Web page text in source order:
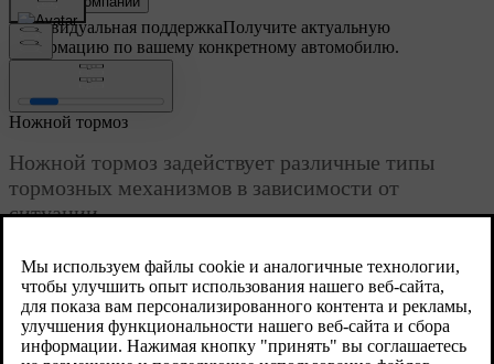
Индивидуальная поддержкаПолучите актуальную
информацию по вашему конкретному автомобилю.
Ножной тормоз
Ножной тормоз задействует различные типы
тормозных механизмов в зависимости от
ситуации.
Ножной тормоз включает либо рекуперативное торможение,
либо фрикционные тормоза, в зависимости от того, с каким
усилием нажимается педаль. При легком нажатии включается
рекуперативное торможение, а при более сильном —
задействуются фрикционные тормоза.